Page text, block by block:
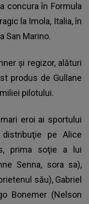
concura în Formula
la Imola, Italia, în
San Marino.
şi regizor, alături
produs de Gullane
pilotului.
eroi ai sportului
pe Alice
prima soţie a lui
Senna, sora sa),
său), Gabriel
Bonemer (Nelson